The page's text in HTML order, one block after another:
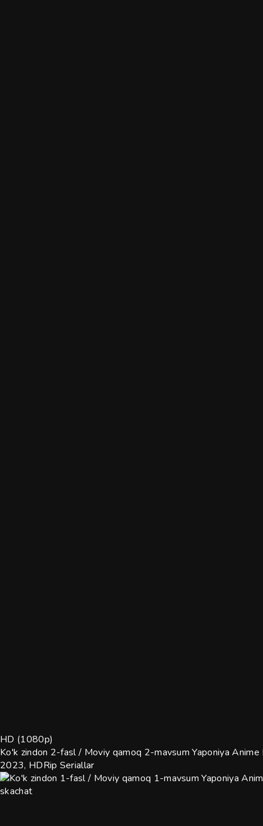
HD (1080p)
Ko'k zindon 2-fasl / Moviy qamoq 2-mavsum Yaponiya
2023, HDRip Seriallar